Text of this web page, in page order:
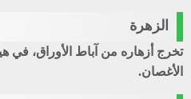
الزهرة
تخرج أزهاره من آباط الأوراق، في
الأغصان.